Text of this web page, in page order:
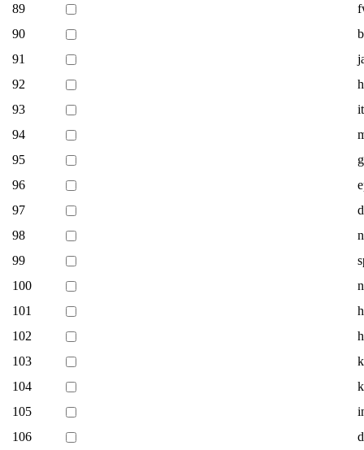
89
90
91
92
93
94
95
96
97
98
99
100
101
102
103
104
105
106